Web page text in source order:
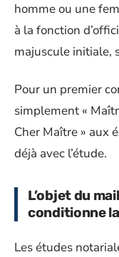
homme ou une
à la fonction
majuscule initiale,
Pour un premier
simplement «
Cher Maître » aux
déjà avec l’étude.
L’objet du
conditionne
Les études